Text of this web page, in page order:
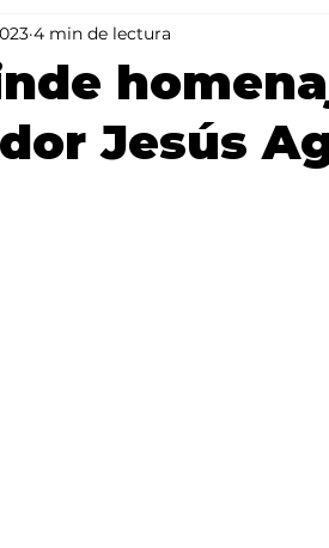
Portada 2
Jesús
4 min de lectura